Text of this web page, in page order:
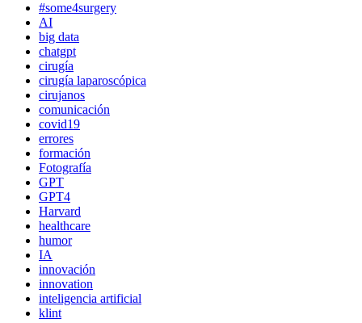
#some4surgery
AI
big data
chatgpt
cirugía
cirugía laparoscópica
cirujanos
comunicación
covid19
errores
formación
Fotografía
GPT
GPT4
Harvard
healthcare
humor
IA
innovación
innovation
inteligencia artificial
klint